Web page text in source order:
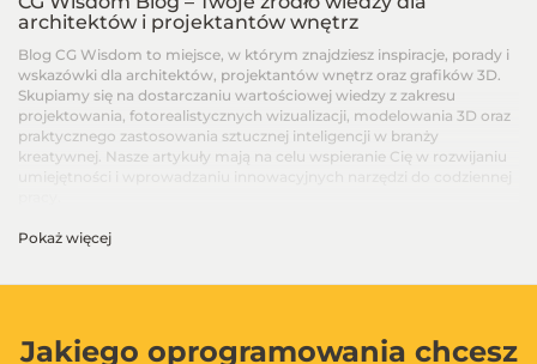
architektów i projektantów wnętrz
Blog CG Wisdom to miejsce, w którym znajdziesz inspiracje, porady i
wskazówki dla architektów, projektantów wnętrz oraz grafików 3D.
Skupiamy się na dostarczaniu wartościowej wiedzy z zakresu
projektowania, fotorealistycznych wizualizacji, modelowania 3D oraz
praktycznego zastosowania sztucznej inteligencji w branży
kreatywnej. Nasze artykuły mają na celu wspieranie Cię w rozwijaniu
Artykuły dla architektów i projektantów wnętrz –
zaawansowane poradniki i recenzje najnowszych narzędzi. Dzielimy
się wiedzą na temat programów takich jak SketchUp, V-Ray, 3ds Max,
Pokaż więcej
Jakiego oprogramowania chcesz